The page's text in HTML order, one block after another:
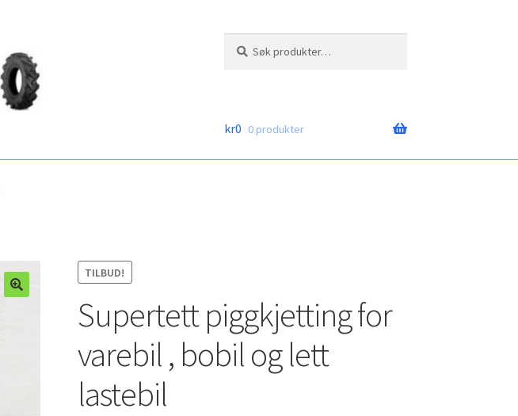
etter:
kr0 0 produkter
TILBUD!
Supertett piggkjetting for
varebil , bobil og lett
lastebil